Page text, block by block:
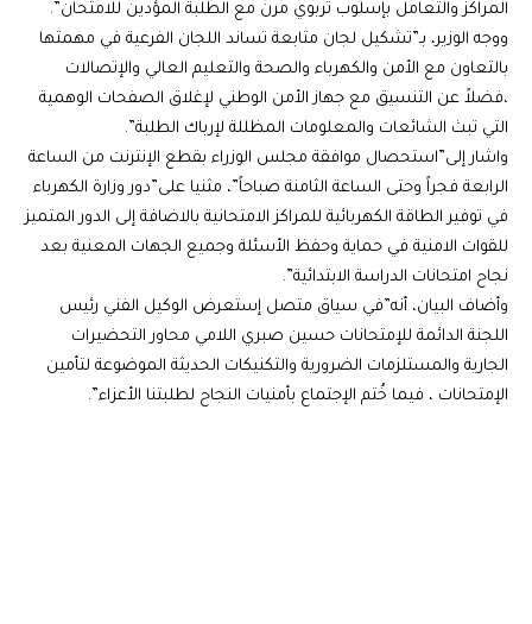
المراكز والتعامل بإسلوب تربوي مرن مع الطلبة المؤدين للامتحان”.
ووجه الوزير، بـ”تشكيل لجان متابعة تساند اللجان الفرعية في مهمتها
بالتعاون مع الأمن والكهرباء والصحة والتعليم العالي والإتصالات
،فضلاً عن التنسيق مع جهاز الأمن الوطني لإغلاق الصفحات الوهمية
التي تبث الشائعات والمعلومات المظللة لإرباك الطلبة”.
واشار إلى”استحصال موافقة مجلس الوزراء بقطع الإنترنت من الساعة
الرابعة فجراً وحتى الساعة الثامنة صباحاً”، مثنيا على”دور وزارة الكهرباء
في توفير الطاقة الكهربائية للمراكز الامتحانية بالاضافة إلى الدور المتميز
للقوات الامنية في حماية وحفظ الأسئلة وجميع الجهات المعنية بعد
نجاح امتحانات الدراسة الابتدائية”.
وأضاف البيان، أنه”في سياق متصل إستعرض الوكيل الفني رئيس
اللجنة الدائمة للإمتحانات حسين صبري اللامي محاور التحضيرات
الجارية والمستلزمات الضرورية والتكنيكات الحديثة الموضوعة لتأمين
الإمتحانات ، فيما خُتم الإجتماع بأمنيات النجاح لطلبتنا الأعزاء”.